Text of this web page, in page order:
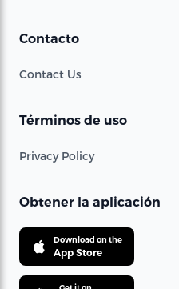
Contacto
Contact Us
Términos de uso
Privacy Policy
Obtener la aplicación
Download on the
App Store